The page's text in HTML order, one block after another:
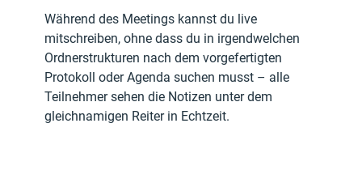
Während des Meetings kannst du live
mitschreiben, ohne dass du in irgendwelchen
Ordnerstrukturen nach dem vorgefertigten
Protokoll oder Agenda suchen musst – alle
Teilnehmer sehen die Notizen unter dem
gleichnamigen Reiter in Echtzeit.